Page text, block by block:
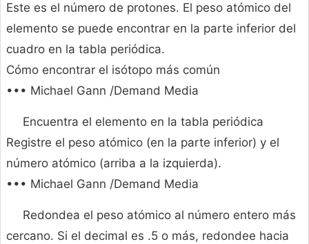
Este es el número de protones. El peso atómico del
elemento se puede encontrar en la parte inferior del
cuadro en la tabla periódica.
Cómo encontrar el isótopo más común
••• Michael Gann /Demand Media
Encuentra el elemento en la tabla periódica
Registre el peso atómico (en la parte inferior) y el
número atómico (arriba a la izquierda).
••• Michael Gann /Demand Media
Redondea el peso atómico al número entero más
cercano. Si el decimal es .5 o más, redondee hacia